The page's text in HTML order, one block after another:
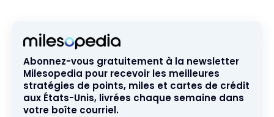
Abonnez-vous gratuitement à la newsletter
Milesopedia pour recevoir les meilleures
stratégies de points, miles et cartes de crédit
aux États-Unis, livrées chaque semaine dans
votre boîte courriel.